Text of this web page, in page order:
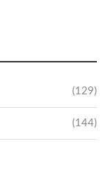
(129)
(144)